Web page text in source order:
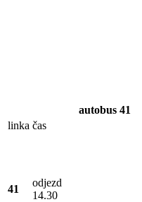
autobus 41
linka čas
41
odjezd
14.30